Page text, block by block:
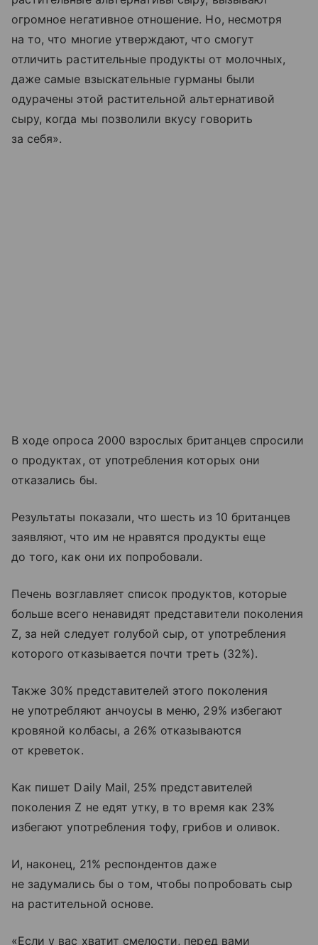
огромное негативное отношение. Но, несмотря
на то, что многие утверждают, что смогут
отличить растительные продукты от молочных,
даже самые взыскательные гурманы были
одурачены этой растительной альтернативой
сыру, когда мы позволили вкусу говорить
за себя».
В ходе опроса 2000 взрослых британцев спросили
о продуктах, от употребления которых они
отказались бы.
Результаты показали, что шесть из 10 британцев
заявляют, что им не нравятся продукты еще
до того, как они их попробовали.
Печень возглавляет список продуктов, которые
больше всего ненавидят представители поколения
Z, за ней следует голубой сыр, от употребления
которого отказывается почти треть (32%).
Также 30% представителей этого поколения
не употребляют анчоусы в меню, 29% избегают
кровяной колбасы, а 26% отказываются
от креветок.
Как пишет Daily Mail, 25% представителей
поколения Z не едят утку, в то время как 23%
избегают употребления тофу, грибов и оливок.
И, наконец, 21% респондентов даже
не задумались бы о том, чтобы попробовать сыр
на растительной основе.
«Если у вас хватит смелости, перед вами